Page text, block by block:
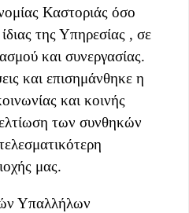
Καστοριάς όσο
της Υπηρεσίας , σε
και συνεργασίας.
και επισημάνθηκε η
και κοινής
των συνθηκών
μας.
Υπαλλήλων